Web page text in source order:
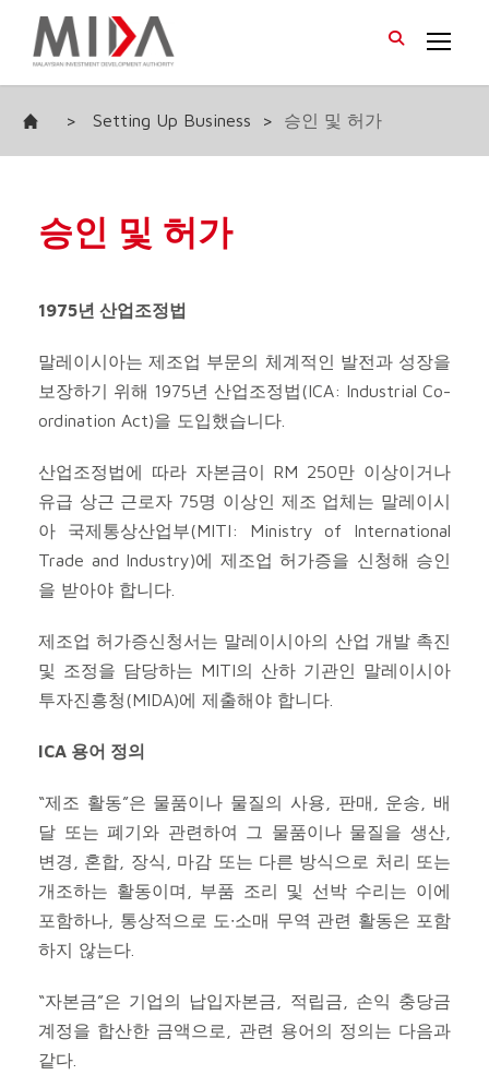
> Setting Up Business > 승인 및 허가
승인 및 허가
1975년 산업조정법
말레이시아는 제조업 부문의 체계적인 발전과 성장을
보장하기 위해 1975년 산업조정법(ICA: Industrial Co-
ordination Act)을 도입했습니다.
산업조정법에 따라 자본금이 RM 250만 이상이거나
유급 상근 근로자 75명 이상인 제조 업체는 말레이시
아 국제통상산업부(MITI: Ministry of International
Trade and Industry)에 제조업 허가증을 신청해 승인
을 받아야 합니다.
제조업 허가증신청서는 말레이시아의 산업 개발 촉진
및 조정을 담당하는 MITI의 산하 기관인 말레이시아
투자진흥청(MIDA)에 제출해야 합니다.
ICA 용어 정의
“제조 활동”은 물품이나 물질의 사용, 판매, 운송, 배
달 또는 폐기와 관련하여 그 물품이나 물질을 생산,
변경, 혼합, 장식, 마감 또는 다른 방식으로 처리 또는
개조하는 활동이며, 부품 조리 및 선박 수리는 이에
포함하나, 통상적으로 도∙소매 무역 관련 활동은 포함
하지 않는다.
“자본금”은 기업의 납입자본금, 적립금, 손익 충당금
계정을 합산한 금액으로, 관련 용어의 정의는 다음과
같다.